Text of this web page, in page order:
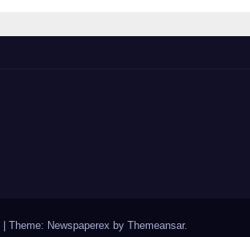
Theme: Newspaperex by Themeansar.